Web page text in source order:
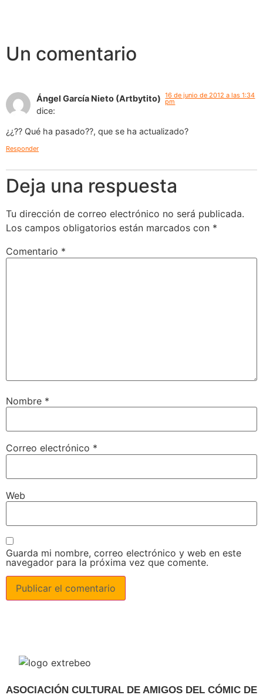
Un comentario
Ángel García Nieto (Artbytito)
dice:
16 de junio de 2012 a las 1:34
pm
¿¿?? Qué ha pasado??, que se ha actualizado?
Responder
Deja una respuesta
Tu dirección de correo electrónico no será publicada.
Los campos obligatorios están marcados con *
Comentario *
Nombre *
Correo electrónico *
Web
Guarda mi nombre, correo electrónico y web en este
navegador para la próxima vez que comente.
ASOCIACIÓN CULTURAL DE AMIGOS DEL CÓMIC DE